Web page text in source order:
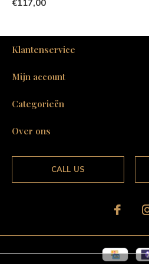
€117,00
Klantenservice
Mijn account
Categorieën
Over ons
CALL US